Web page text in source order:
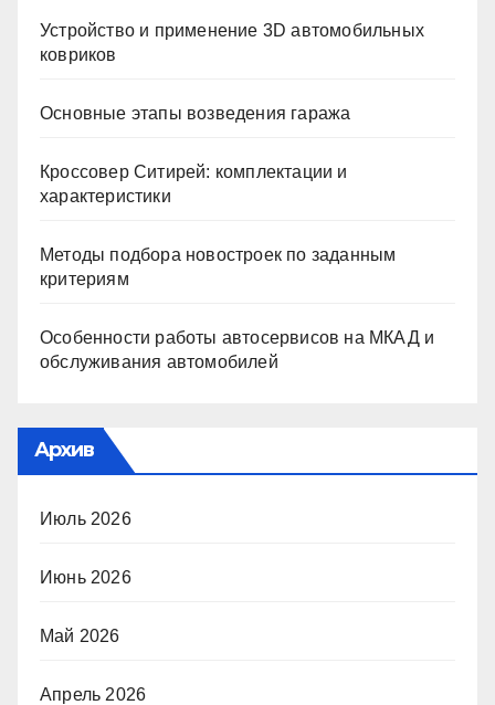
Устройство и применение 3D автомобильных
ковриков
Основные этапы возведения гаража
Кроссовер Ситирей: комплектации и
характеристики
Методы подбора новостроек по заданным
критериям
Особенности работы автосервисов на МКАД и
обслуживания автомобилей
Архив
Июль 2026
Июнь 2026
Май 2026
Апрель 2026